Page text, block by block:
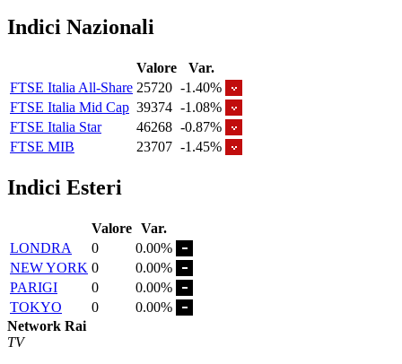
Indici Nazionali
Valore
Var.
FTSE Italia All-Share 25720 -1.40%
FTSE Italia Mid Cap 39374 -1.08%
FTSE Italia Star
46268 -0.87%
FTSE MIB
23707 -1.45%
Indici Esteri
Valore Var.
LONDRA
0
0.00%
NEW YORK 0
0.00%
PARIGI
0
0.00%
TOKYO
0
0.00%
Network Rai
TV